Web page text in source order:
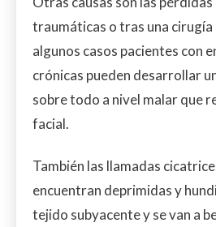
traumáticas o tras una cirugía
algunos casos pacientes con
crónicas pueden desarrollar
sobre todo a nivel malar que
facial.
También las llamadas
encuentran deprimidas y
tejido subyacente y se van a